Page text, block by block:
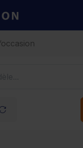
Distinxion